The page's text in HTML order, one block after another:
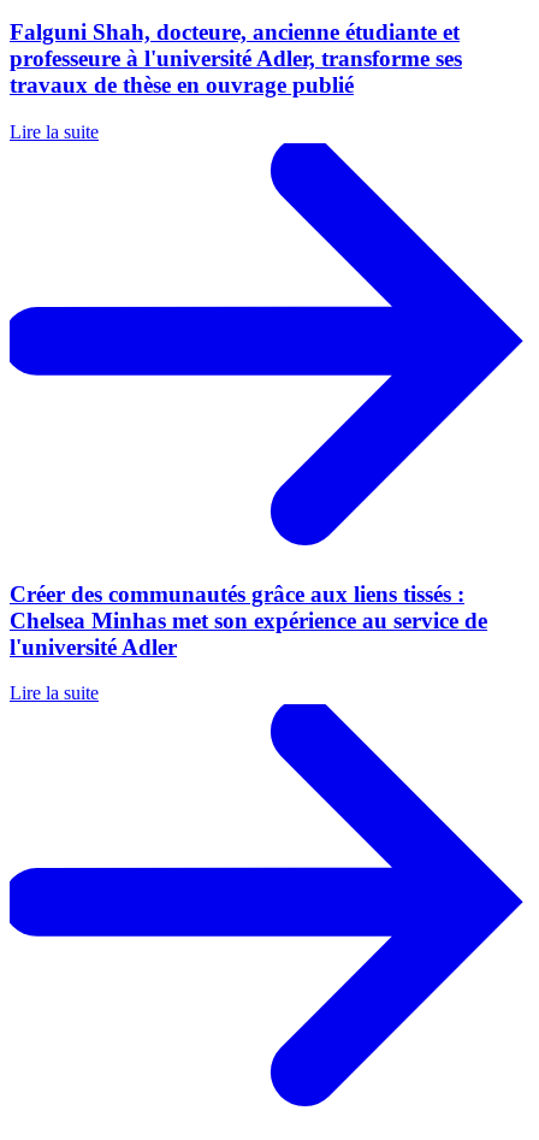
Falguni Shah, docteure, ancienne étudiante et
professeure à l'université Adler, transforme ses
travaux de thèse en ouvrage publié
Lire la suite
Créer des communautés grâce aux liens tissés :
Chelsea Minhas met son expérience au service de
l'université Adler
Lire la suite